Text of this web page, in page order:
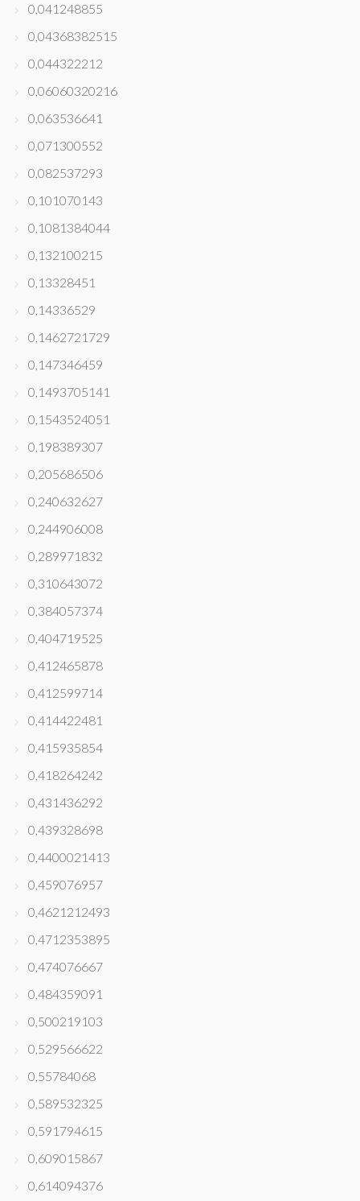
0,041248855
0,04368382515
0,044322212
0,06060320216
0,063536641
0,071300552
0,082537293
0,101070143
0,1081384044
0,132100215
0,13328451
0,14336529
0,1462721729
0,147346459
0,1493705141
0,1543524051
0,198389307
0,205686506
0,240632627
0,244906008
0,289971832
0,310643072
0,384057374
0,404719525
0,412465878
0,412599714
0,414422481
0,415935854
0,418264242
0,431436292
0,439328698
0,4400021413
0,459076957
0,4621212493
0,4712353895
0,474076667
0,484359091
0,500219103
0,529566622
0,55784068
0,589532325
0,591794615
0,609015867
0,614094376